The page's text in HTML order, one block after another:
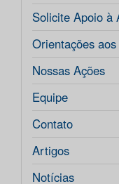
Solicite Apoio à
Orientações
Nossas Ações
Equipe
Contato
Artigos
Notícias